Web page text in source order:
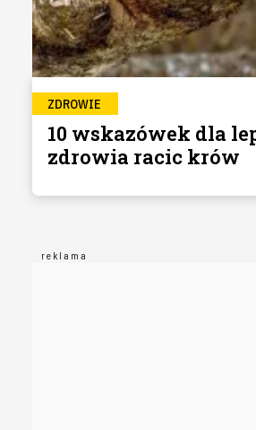
ZDROWIE
10 wskazówek dla
zdrowia racic krów